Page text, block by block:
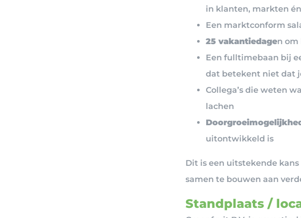
in klanten, markten
Een marktconform
25 vakantiedagen om
Een fulltimebaan bij
dat betekent niet dat
Collega’s die weten
lachen
uitontwikkeld is
Dit is een uitstekende
samen te bouwen aan
Standplaats /